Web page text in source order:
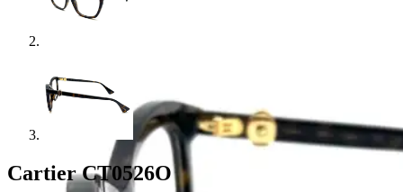
Cartier CT0526O